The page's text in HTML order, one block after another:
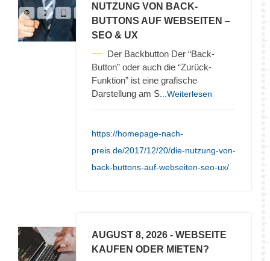
NUTZUNG VON BACK-
BUTTONS AUF WEBSEITEN –
SEO & UX
Der Backbutton Der “Back-
Button” oder auch die “Zurück-
Funktion” ist eine grafische
Darstellung am S ...Weiterlesen
https://homepage-nach-
preis.de/2017/12/20/die-nutzung-von-
back-buttons-auf-webseiten-seo-ux/
AUGUST 8, 2026 - WEBSEITE
KAUFEN ODER MIETEN?